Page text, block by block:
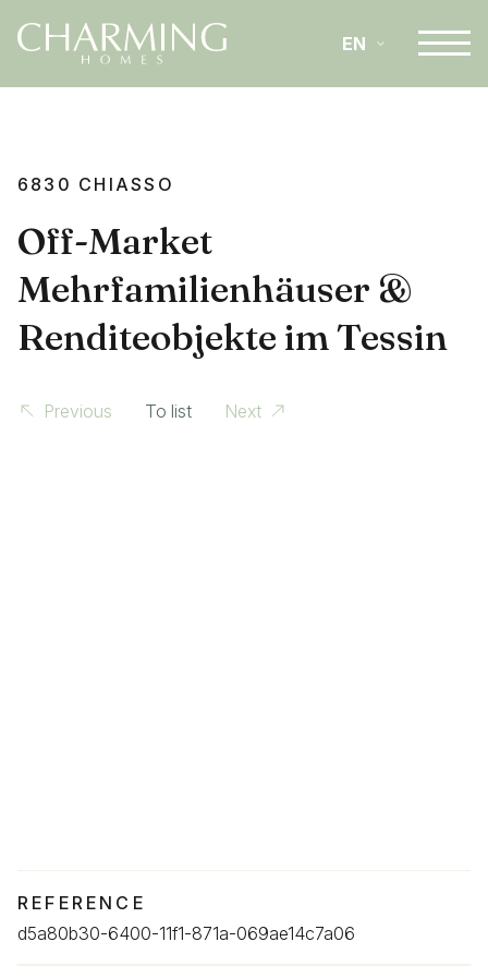
EN
6830 CHIASSO
Off-Market
Mehrfamilienhäuser &
Renditeobjekte im Tessin
Previous To list Next
REFERENCE
d5a80b30-6400-11f1-871a-069ae14c7a06